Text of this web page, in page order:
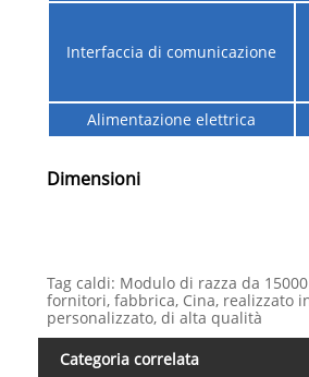
Interfaccia di comunicazione
Alimentazione elettrica
Dimensioni
Tag caldi: Modulo di razza da
fornitori, fabbrica, Cina, realizzato
personalizzato, di alta qualità
Categoria correlata